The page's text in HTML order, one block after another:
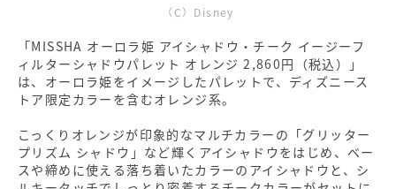
（C）Disney
「MISSHA オーロラ姫 アイシャドウ・チーク イージーフ
ィルターシャドウパレット オレンジ 2,860円（税込）」
は、オーロラ姫をイメージしたパレットで、ディズニース
トア限定カラーを含むオレンジ系。
こっくりオレンジが印象的なマルチカラーの「グリッター
プリズム シャドウ」など輝くアイシャドウをはじめ、ベー
スや締めに使える落ち着いたカラーのアイシャドウと、シ